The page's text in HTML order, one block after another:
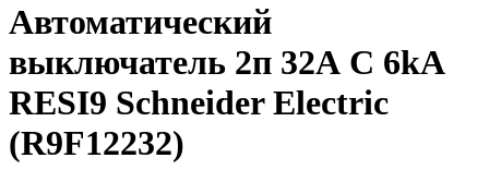
Автоматический
выключатель 2п 32А С 6kA
RESI9 Schneider Electric
(R9F12232)